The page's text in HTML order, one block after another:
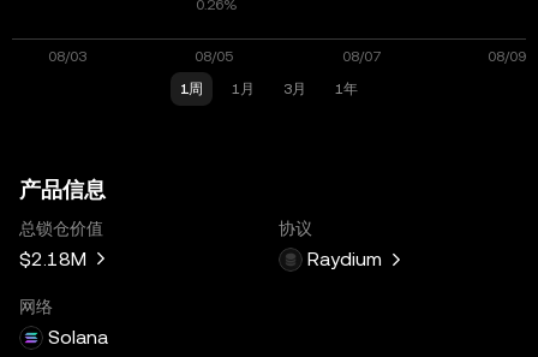
1周 1月 3月 1年
产品信息
总锁仓价值
$2.18M
协议
Raydium
网络
Solana